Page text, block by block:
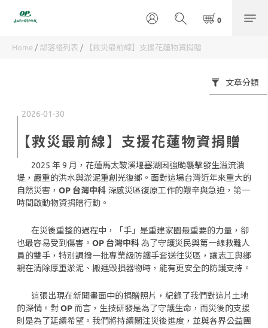
Home / 部落格列表 / 【救災最前線】支援花蓮物資捐贈
文章分類
2026-01-30
【救災最前線】支援花蓮物資捐贈
2025 年 9 月，花蓮馬太鞍溪堰塞湖因強颱襲擊發生溢流潰
堤，嚴重的洪水與淤泥重創光復鄉。面對這場台灣近年來重大的
自然災害， OP 台灣中科 深感災區復原工作的艱辛與急迫，第一
時間啟動物資捐贈行動。
在災後重整的過程中，「手」是重建家園最重要的力量，卻
也最容易受到傷害。 OP 台灣中科為了守護災民與第一線救難人
員的雙手，特別調撥一批專業級防護手套送往災區，讓志工與鄉
親在清除厚重淤泥、搬運毀損器物時，能有更安全的防護支持。
這張出現在新聞畫面中的捐贈照片，紀錄了我們對這片土地
的深情。對OP 而言，生技研發是為了守護生命，而災後的支援
則是為了延續希望。我們將持續關注災後進度，並與各界公益團